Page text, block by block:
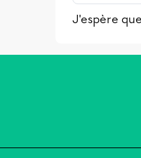
J'espère